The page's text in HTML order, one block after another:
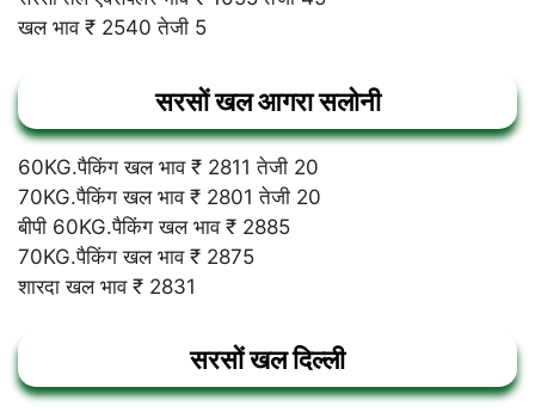
खल भाव ₹ 2540 तेजी 5
सरसों खल आगरा सलोनी
60KG.पैकिंग खल भाव ₹ 2811 तेजी 20
70KG.पैकिंग खल भाव ₹ 2801 तेजी 20
बीपी 60KG.पैकिंग खल भाव ₹ 2885
70KG.पैकिंग खल भाव ₹ 2875
शारदा खल भाव ₹ 2831
सरसों खल दिल्ली